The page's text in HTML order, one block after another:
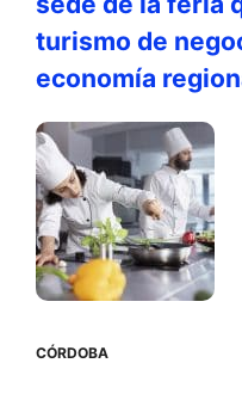
turismo de
economía
CÓRDOBA